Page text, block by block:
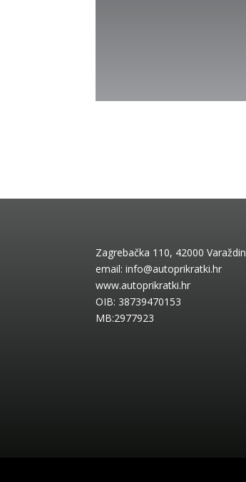
Zagrebačka 110, 42000 Varaždin
email:info@autoprikratki.hr
www.autoprikratki.hr
OIB: 38739470153
MB:2977923